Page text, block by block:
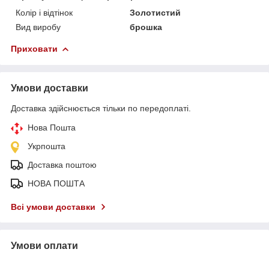
Колір і відтінок
Золотистий
Вид виробу
брошка
Приховати
Умови доставки
Доставка здійснюється тільки по передоплаті.
Нова Пошта
Укрпошта
Доставка поштою
НОВА ПОШТА
Всі умови доставки
Умови оплати